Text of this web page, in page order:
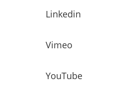
Linkedin
Vimeo
YouTube